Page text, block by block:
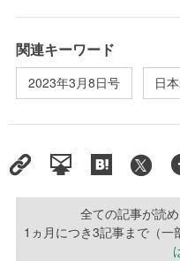
関連キーワード
2023年3月8日号 日
全ての記事が読
1ヵ月につき3記事まで（一